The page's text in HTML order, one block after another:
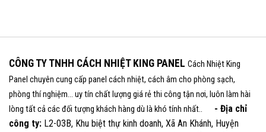
CÔNG TY TNHH CÁCH NHIỆT KING PANEL Cách Nhiệt King
Panel chuyên cung cấp panel cách nhiệt, cách âm cho phòng sạch,
phòng thí nghiệm... uy tín chất lượng giá rẻ thi công tận nơi, luôn làm hài
lòng tất cả các đối tượng khách hàng dù là khó tính nhất..
- Địa chỉ
công ty: L2-03B, Khu biệt thự kinh doanh, Xã An Khánh, Huyện